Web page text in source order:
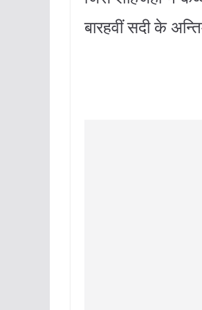
बारहवीं सदी के